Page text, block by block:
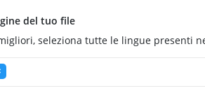
del tuo file
seleziona tutte le lingue presenti